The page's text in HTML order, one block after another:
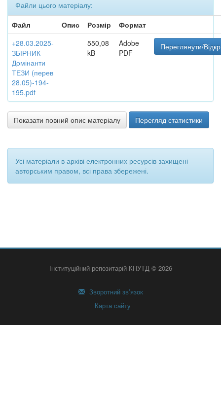
Файли цього матеріалу:
Файл
Опис Розмір
Формат
+28.03.2025-
ЗБІРНИК
Домінанти
ТЕЗИ (перев
28.05)-194-
195.pdf
550,08
kB
Adobe
PDF
Переглянути/
Показати повний опис матеріалу Перегляд статистики
Усі матеріали в архіві електронних ресурсів захищені
авторським правом, всі права збережені.
Інституційний репозитарій КНУТД © 2026
Зворотний зв’язок
Карта сайту